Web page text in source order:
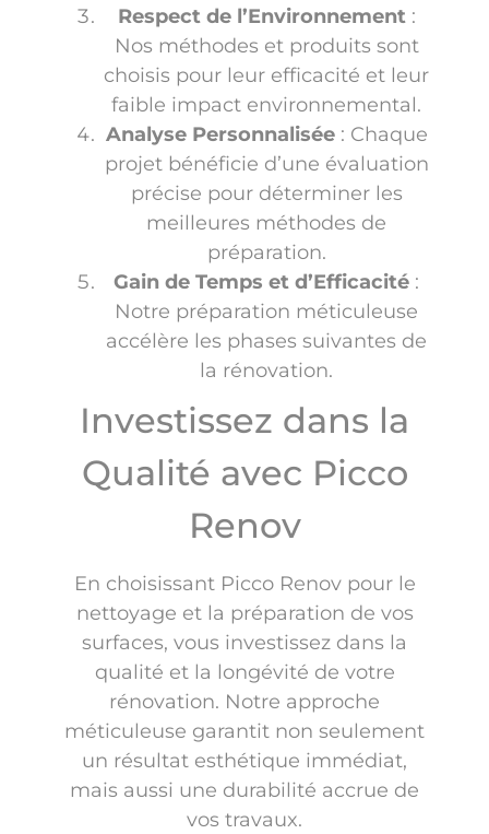
Respect de l’Environnement:
Nos méthodes et produits sont
choisis pour leur efficacité et leur
faible impact environnemental.
Analyse Personnalisée: Chaque
projet bénéficie d’une évaluation
précise pour déterminer les
meilleures méthodes de
préparation.
Gain de Temps et d’Efficacité :
Notre préparation méticuleuse
accélère les phases suivantes de
la rénovation.
Investissez dans la
Qualité avec Picco
Renov
En choisissant Picco Renov pour le
nettoyage et la préparation de vos
surfaces, vous investissez dans la
qualité et la longévité de votre
rénovation. Notre approche
méticuleuse garantit non seulement
un résultat esthétique immédiat,
mais aussi une durabilité accrue de
vos travaux.